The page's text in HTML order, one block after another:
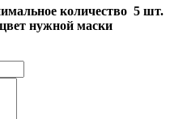
количество 5 шт.
нужной маски